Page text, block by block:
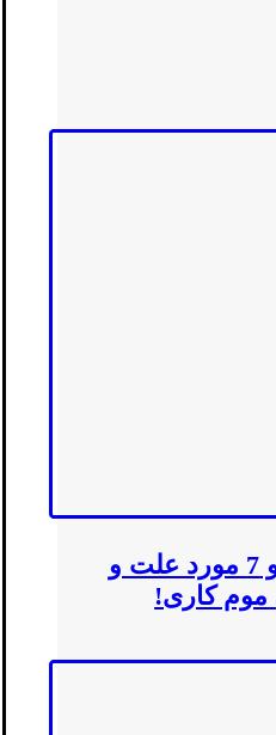
موم کشی خودرو و 7 مورد علت و
موم کاری!